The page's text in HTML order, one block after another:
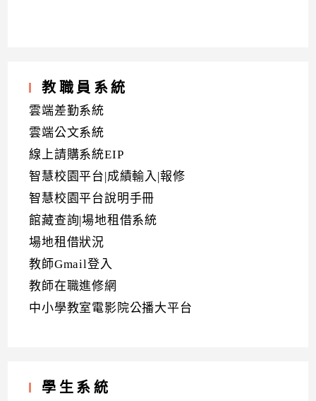
教職員系統
雲端差勤系統
雲端公文系統
線上請購系統EIP
智慧校園平台|成績輸入|報修
智慧校園平台說明手冊
館藏查詢|場地租借系統
場地租借狀況
教師Gmail登入
教師在職進修網
中小學教室電影院公播大平台
學生系統